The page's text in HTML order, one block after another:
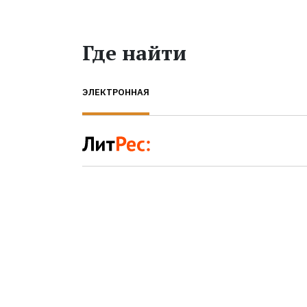
Где найти
ЭЛЕКТРОННАЯ